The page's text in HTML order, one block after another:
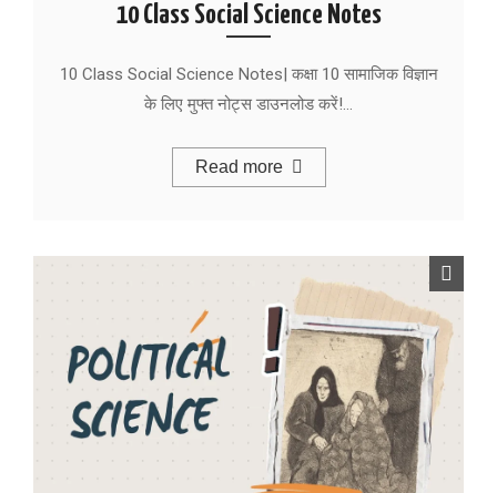
10 Class Social Science Notes
10 Class Social Science Notes| कक्षा 10 सामाजिक विज्ञान
के लिए मुफ्त नोट्स डाउनलोड करें!…
Read more